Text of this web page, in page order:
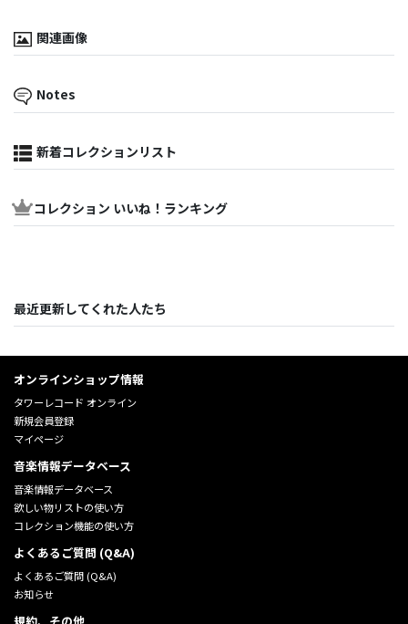
関連画像
Notes
新着コレクションリスト
コレクション いいね！ランキング
最近更新してくれた人たち
オンラインショップ情報
タワーレコード オンライン
新規会員登録
マイページ
音楽情報データベース
音楽情報データベース
欲しい物リストの使い方
コレクション機能の使い方
よくあるご質問 (Q&A)
よくあるご質問 (Q&A)
お知らせ